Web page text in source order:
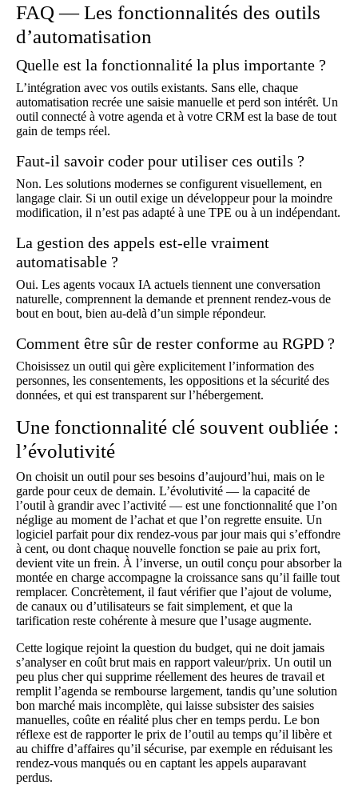
FAQ — Les fonctionnalités des outils
d’automatisation
Quelle est la fonctionnalité la plus importante ?
L’intégration avec vos outils existants. Sans elle, chaque
automatisation recrée une saisie manuelle et perd son intérêt. Un
outil connecté à votre agenda et à votre CRM est la base de tout
gain de temps réel.
Faut-il savoir coder pour utiliser ces outils ?
Non. Les solutions modernes se configurent visuellement, en
langage clair. Si un outil exige un développeur pour la moindre
modification, il n’est pas adapté à une TPE ou à un indépendant.
La gestion des appels est-elle vraiment
automatisable ?
Oui. Les agents vocaux IA actuels tiennent une conversation
naturelle, comprennent la demande et prennent rendez-vous de
bout en bout, bien au-delà d’un simple répondeur.
Comment être sûr de rester conforme au RGPD ?
Choisissez un outil qui gère explicitement l’information des
personnes, les consentements, les oppositions et la sécurité des
données, et qui est transparent sur l’hébergement.
Une fonctionnalité clé souvent oubliée :
l’évolutivité
On choisit un outil pour ses besoins d’aujourd’hui, mais on le
garde pour ceux de demain. L’évolutivité — la capacité de
l’outil à grandir avec l’activité — est une fonctionnalité que l’on
néglige au moment de l’achat et que l’on regrette ensuite. Un
logiciel parfait pour dix rendez-vous par jour mais qui s’effondre
à cent, ou dont chaque nouvelle fonction se paie au prix fort,
devient vite un frein. À l’inverse, un outil conçu pour absorber la
montée en charge accompagne la croissance sans qu’il faille tout
remplacer. Concrètement, il faut vérifier que l’ajout de volume,
de canaux ou d’utilisateurs se fait simplement, et que la
tarification reste cohérente à mesure que l’usage augmente.
Cette logique rejoint la question du budget, qui ne doit jamais
s’analyser en coût brut mais en rapport valeur/prix. Un outil un
peu plus cher qui supprime réellement des heures de travail et
remplit l’agenda se rembourse largement, tandis qu’une solution
bon marché mais incomplète, qui laisse subsister des saisies
manuelles, coûte en réalité plus cher en temps perdu. Le bon
réflexe est de rapporter le prix de l’outil au temps qu’il libère et
au chiffre d’affaires qu’il sécurise, par exemple en réduisant les
rendez-vous manqués ou en captant les appels auparavant
perdus.